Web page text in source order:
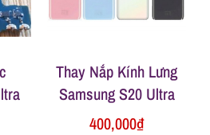
Thay Nắp Kính Lưng
Samsung S20 Ultra
400,000₫